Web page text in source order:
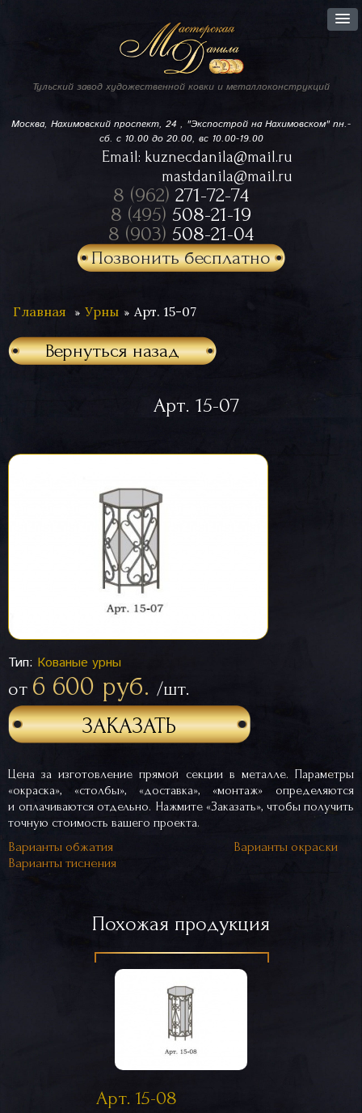
Тульский завод художественной ковки и металлоконструкций
Москва, Нахимовский проспект, 24 , "Экспострой на Нахимовском"пн.-
сб. с 10.00 до 20.00, вс 10.00-19.00
Email: kuznecdanila@mail.ru
mastdanila@mail.ru
8 (962) 271-72-74
8 (495) 508-21-19
8 (903) 508-21-04
Позвонить бесплатно
Главная Урны Арт. 15-07
Вернуться назад
Арт. 15-07
Тип: Кованые урны
от 6 600 руб. /шт.
ЗАКАЗАТЬ
Цена за изготовление прямой секции в металле. Параметры
«окраска», «столбы», «доставка», «монтаж» определяются
и оплачиваются отдельно. Нажмите «Заказать», чтобы получить
точную стоимость вашего проекта.
Варианты обжатия
Варианты окраски
Варианты тиснения
Похожая продукция
Арт. 15-08